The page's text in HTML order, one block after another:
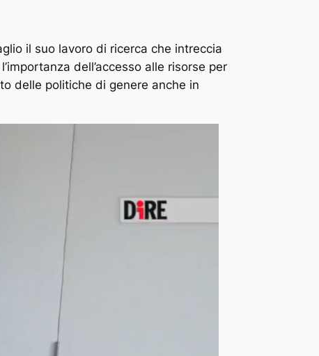
il suo lavoro di ricerca che intreccia
dell’accesso alle risorse per
delle politiche di genere anche in